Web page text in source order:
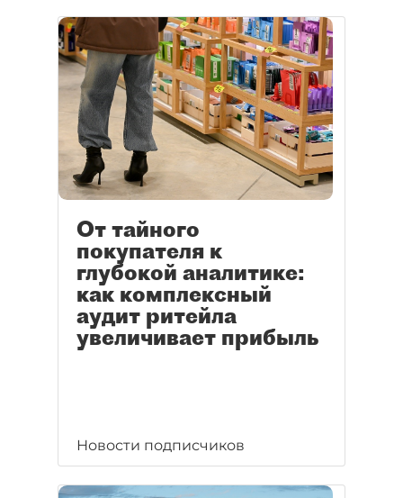
От тайного
покупателя к
глубокой аналитике:
как комплексный
аудит ритейла
увеличивает прибыль
Новости подписчиков